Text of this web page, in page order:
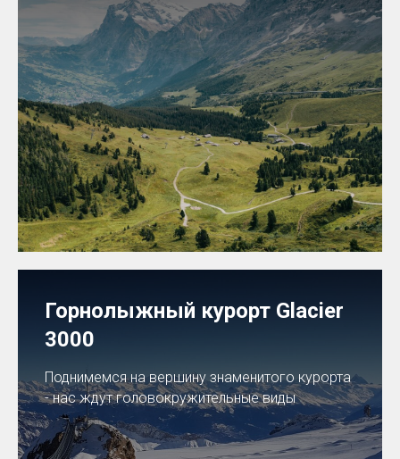
Горнолыжный курорт Glacier
3000
Поднимемся на вершину знаменитого курорта
- нас ждут головокружительные виды